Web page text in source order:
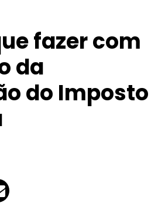
fazer com
da
do Imposto